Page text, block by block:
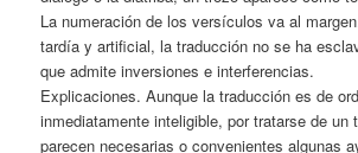
La numeración de los versículos va al
tardía y artificial, la traducción no se ha
que admite inversiones e interferencias.
Explicaciones. Aunque la traducción es de
inmediatamente inteligible, por tratarse de un
parecen necesarias o convenientes algunas